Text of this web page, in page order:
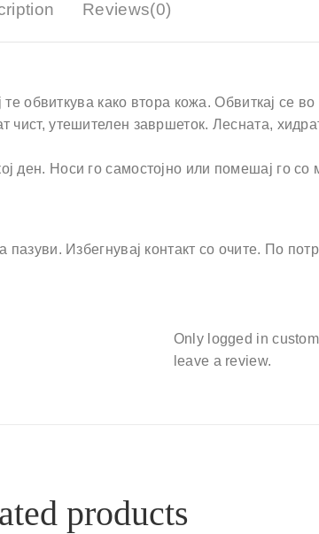
Reviews(0)
те обвиткува како втора кожа. Обвиткај се
утешителен завршеток. Лесната,
Носи го самостојно или помешај го со
Избегнувај контакт со очите. По
Only logged in
leave a review.
products